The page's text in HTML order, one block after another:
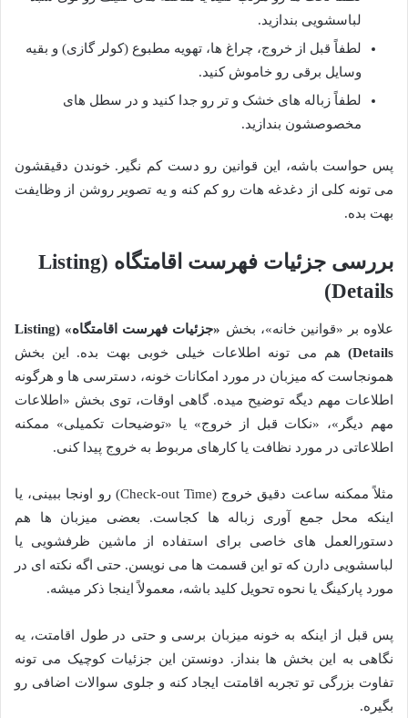
لباسشویی بندازید.
لطفاً قبل از خروج، چراغ ها، تهویه مطبوع (کولر گازی) و بقیه
وسایل برقی رو خاموش کنید.
لطفاً زباله های خشک و تر رو جدا کنید و در سطل های
مخصوصشون بندازید.
پس حواست باشه، این قوانین رو دست کم نگیر. خوندن دقیقشون
می تونه کلی از دغدغه هات رو کم کنه و یه تصویر روشن از وظایفت
بهت بده.
بررسی جزئیات فهرست اقامتگاه (Listing
Details)
علاوه بر «قوانین خانه»، بخش
«جزئیات فهرست اقامتگاه» (Listing
Details)
هم می تونه اطلاعات خیلی خوبی بهت بده. این بخش
همونجاست که میزبان در مورد امکانات خونه، دسترسی ها و هرگونه
اطلاعات مهم دیگه توضیح میده. گاهی اوقات، توی بخش «اطلاعات
مهم دیگر»، «نکات قبل از خروج» یا «توضیحات تکمیلی» ممکنه
اطلاعاتی در مورد نظافت یا کارهای مربوط به خروج پیدا کنی.
مثلاً ممکنه ساعت دقیق خروج (Check-out Time) رو اونجا ببینی، یا
اینکه محل جمع آوری زباله ها کجاست. بعضی میزبان ها هم
دستورالعمل های خاصی برای استفاده از ماشین ظرفشویی یا
لباسشویی دارن که تو این قسمت ها می نویسن. حتی اگه نکته ای در
مورد پارکینگ یا نحوه تحویل کلید باشه، معمولاً اینجا ذکر میشه.
پس قبل از اینکه به خونه میزبان برسی و حتی در طول اقامتت، یه
نگاهی به این بخش ها بنداز. دونستن این جزئیات کوچیک می تونه
تفاوت بزرگی تو تجربه اقامتت ایجاد کنه و جلوی سوالات اضافی رو
بگیره.